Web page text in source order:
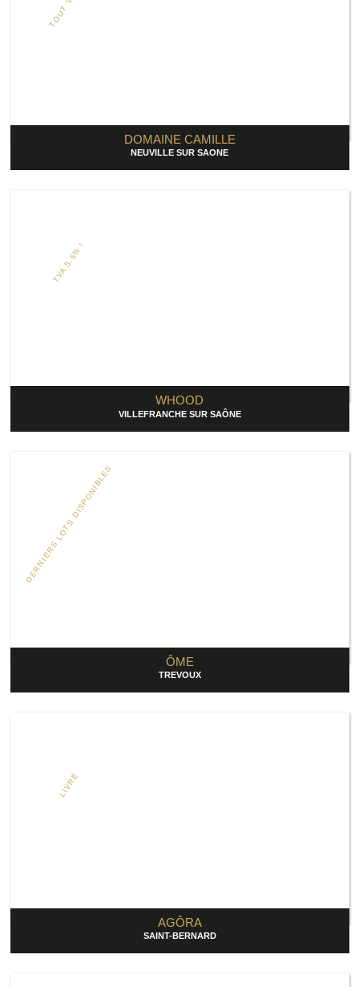
DOMAINE CAMILLE
NEUVILLE SUR SAONE
TVA 5.5% !
WHOOD
VILLEFRANCHE SUR SAÔNE
DERNIERS LOTS DISPONIBLES
ÔME
TREVOUX
LIVRÉ
AGÔRA
SAINT-BERNARD